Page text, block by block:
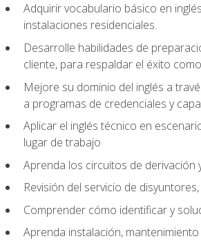
Adquirir vocabulario básico en
instalaciones residenciales.
Desarrolle habilidades de
cliente, para respaldar el éxito
Mejore su dominio del inglés a
a programas de credenciales y
Aplicar el inglés técnico en
lugar de trabajo
Aprenda los circuitos de
Revisión del servicio de
Comprender cómo identificar y
Aprenda instalación,